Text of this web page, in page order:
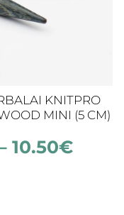
KNITPRO
MINI (5 CM)
10.50€